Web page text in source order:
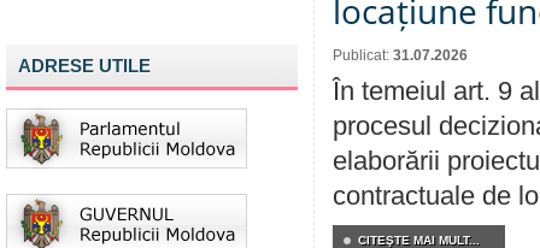
ADRESE UTILE
locațiune
Publicat: 31.07.2026
În temeiul art. 9
procesul
elaborării
contractuale de
CITEŞTE MAI MULT...